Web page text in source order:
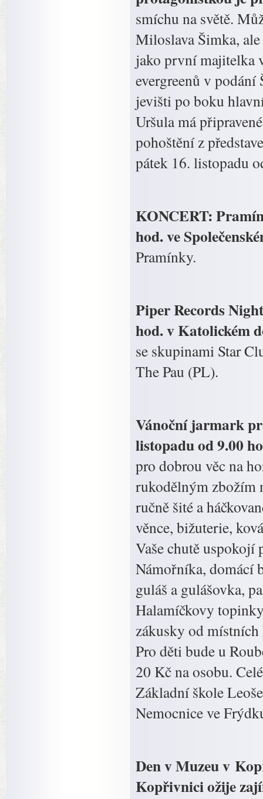
smíchu na světě.
Miloslava Šimka,
jako první majitelka
evergreenů v
jevišti po boku
Uršula má
pohoštění z
pátek 16. listopadu
KONCERT:
hod. ve
Pramínky.
Piper Records
hod. v Katolickém
se skupinami Star
The Pau (PL).
Vánoční jarmark
listopadu od 9.00
pro dobrou věc na
rukodělným zbožím
ručně šité a
věnce, bižuterie,
Vaše chutě uspokojí
Námořníka, domácí
guláš a gulášovka,
Halamíčkovy
zákusky od místních
Pro děti bude u
20 Kč na osobu.
Základní škole
Nemocnice ve
Den v Muzeu v
Kopřivnici ožije